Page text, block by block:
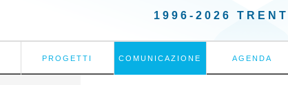
1996-2026
PROGETTI COMUNICAZIONE AGENDA